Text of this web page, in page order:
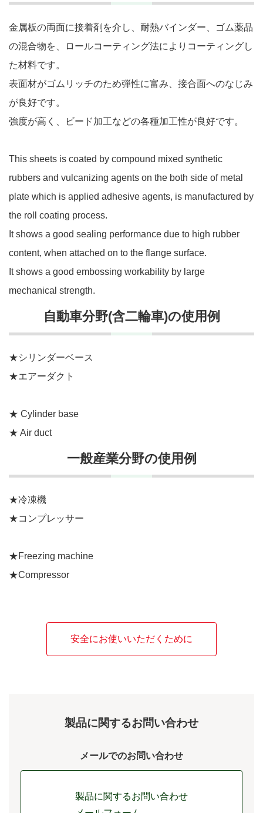
金属板の両面に接着剤を介し、耐熱バインダー、ゴム薬品
の混合物を、ロールコーティング法によりコーティングし
た材料です。
表面材がゴムリッチのため弾性に富み、接合面へのなじみ
が良好です。
強度が高く、ビード加工などの各種加工性が良好です。
This sheets is coated by compound mixed synthetic
rubbers and vulcanizing agents on the both side of metal
plate which is applied adhesive agents, is manufactured by
the roll coating process.
It shows a good sealing performance due to high rubber
content, when attached on to the flange surface.
It shows a good embossing workability by large
mechanical strength.
自動車分野(含二輪車)の使用例
★シリンダーベース
★エアーダクト
★ Cylinder base
★ Air duct
一般産業分野の使用例
★冷凍機
★コンプレッサー
★Freezing machine
★Compressor
安全にお使いいただくために
製品に関するお問い合わせ
メールでのお問い合わせ
製品に関するお問い合わせ